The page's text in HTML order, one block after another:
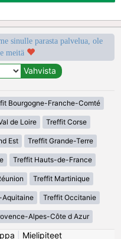
sinulle parasta palvelua, ole
meitä
Bourgogne-Franche-Comté
de Loire Treffit Corse
Est Treffit Grande-Terre
Treffit Hauts-de-France
Treffit Martinique
Treffit Occitanie
Alpes-Côte d Azur
Mielipiteet